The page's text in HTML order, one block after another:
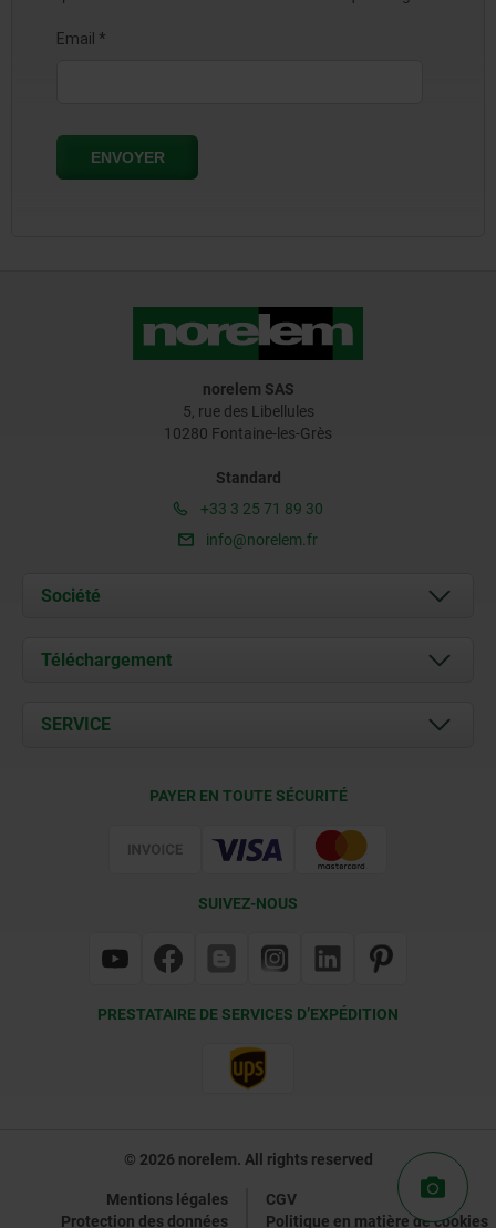
norelem SAS
5, rue des Libellules
10280 Fontaine-les-Grès
Standard
+33 3 25 71 89 30
info@norelem.fr
Société
À propos de nous
Contact
Téléchargement
Documents
SERVICE
PAYER EN TOUTE SÉCURITÉ
SUIVEZ-NOUS
PRESTATAIRE DE SERVICES D’EXPÉDITION
© 2026 norelem. All rights reserved
Mentions légales
CGV
Protection des données
Politique en matière de cookies